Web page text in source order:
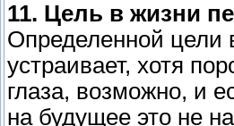
11. Цель в жизни
Определенной цели
устраивает, хотя
глаза, возможно, и
на будущее это не